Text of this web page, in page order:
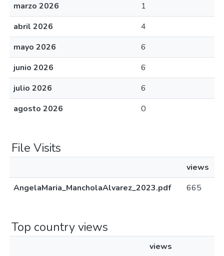
marzo 2026
1
abril 2026
4
mayo 2026
6
junio 2026
6
julio 2026
6
agosto 2026
0
File Visits
views
AngelaMaria_MancholaAlvarez_2023.pdf
665
Top country views
views